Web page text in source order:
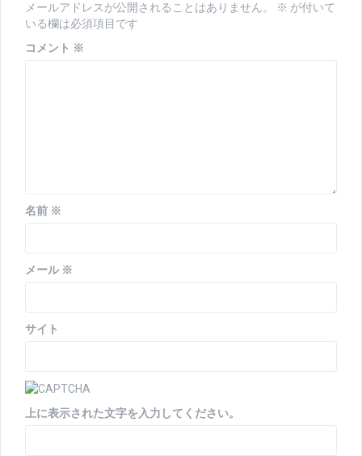
ョ
ン
メールアドレスが公開されることはありません。 ※ が付いて
いる欄は必須項目です
コメント ※
名前 ※
メール ※
サイト
上に表示された文字を入力してください。